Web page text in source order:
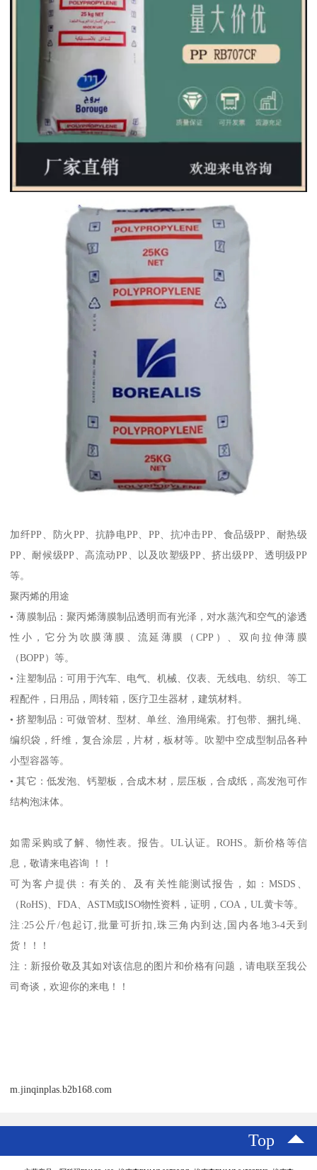
加纤PP 、防火 PP 、抗静电PP PP 、抗冲击PP 、食品级PP 、耐热级
PP 、耐候级PP 、高流动PP 、以及吹塑级PP 、挤出级PP 、透明级PP
等。
聚丙烯的用途
•薄膜制品：聚丙烯薄膜制品透明而有光泽，对水蒸汽和空气的渗透
性小，它分为吹膜薄膜、流延薄膜（CPP ）、双向拉伸薄膜
（BOPP ）等。
•注塑制品：可用于汽车、电气、机械、仪表、无线电、纺织、等工
程配件，日用品，周转箱，医疗卫生器材，建筑材料。
•挤塑制品：可做管材、型材、单丝、渔用绳索。打包带、捆扎绳、
编织袋，纤维，复合涂层，片材，板材等。吹塑中空成型制品各种
小型容器等。
•其它：低发泡、钙塑板，合成木材，层压板，合成纸，高发泡可作
结构泡沫体。
如需采购或了解、物性表。报告。 UL认证。ROHS 。新价格等信
息，敬请来电咨询 ！！
可为客户提供：有关的、及有关性能测试报告，如： MSDS
（RoHS) 、FDA ASTM或ISO物性资料，证明，COA ，UL黄卡等。
注 :25公斤/包起订 批量可折扣 珠三角内到达 国内各地3-4天到
货！！！
注：新报价敬及其如对该信息的图片和价格有问题，请电联至我公
司奇谈，欢迎你的来电！！
m.jinqinplas.b2b168.com
Top